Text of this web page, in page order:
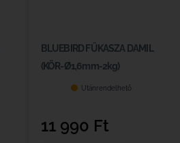
BLUEBIRD FŰKASZA DAMIL
(KÖR-Ø1,6mm-2kg)
Utánrendelhető
11 990 Ft